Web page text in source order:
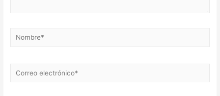
Nombre*
Correo